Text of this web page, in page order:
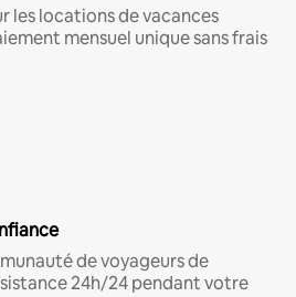
les locations de vacances
mensuel unique sans frais
de voyageurs de
24h/24 pendant votre